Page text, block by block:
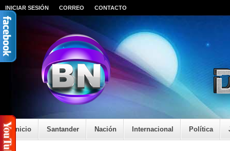
INICIAR SESIÓN CORREO CONTACTO
Inicio Santander Nación Internacional Política